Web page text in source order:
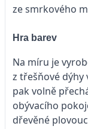
ze smrkového
Hra barev
Na míru je
z třešňové dýhy
pak volně
obývacího
dřevěné